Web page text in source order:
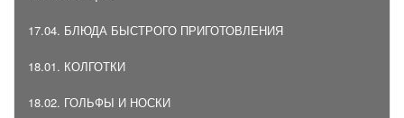
17.04. БЛЮДА БЫСТРОГО ПРИГОТОВЛЕНИЯ
18.01. КОЛГОТКИ
18.02. ГОЛЬФЫ И НОСКИ